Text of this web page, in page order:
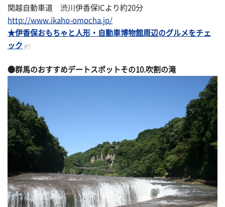
関越自動車道 渋川伊香保ICより約20分
http://www.ikaho-omocha.jp/
★伊香保おもちゃと人形・自動車博物館周辺のグルメをチェ
ック
●群馬のおすすめデートスポットその10.吹割の滝